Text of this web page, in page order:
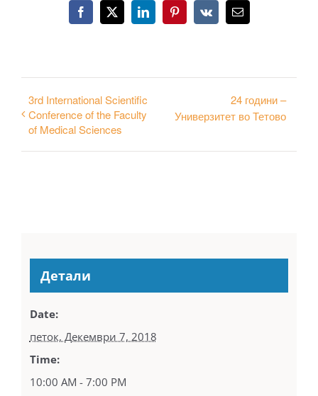
Facebook
X LinkedInPinterest
Vk Email
3rd International Scientific
Conference of the Faculty
of Medical Sciences
24 години –
Универзитет во Тетово
Детали
Date:
петок, Декември 7, 2018
Time:
10:00 AM - 7:00 PM